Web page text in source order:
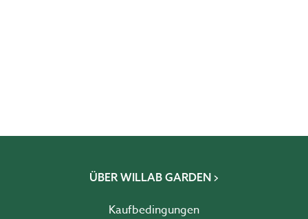
ÜBER WILLAB GARDEN
Kaufbedingungen